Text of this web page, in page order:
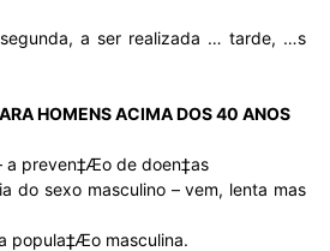
a ser realizada … tarde, …s
HOMENS ACIMA DOS 40 ANOS
a preven‡Æo de doen‡as
do sexo masculino – vem, lenta mas
popula‡Æo masculina.